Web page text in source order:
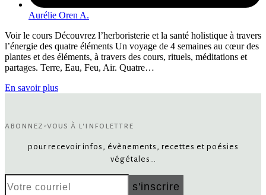
Aurélie Oren A.
Voir le cours Découvrez l’herboristerie et la santé holistique à travers
l’énergie des quatre éléments Un voyage de 4 semaines au cœur des
plantes et des éléments, à travers des cours, rituels, méditations et
partages. Terre, Eau, Feu, Air. Quatre…
En savoir plus
abonnez-vous à l'infolettre
pour recevoir infos, évènements, recettes et poésies
végétales…
Votre
courriel
s'inscrire